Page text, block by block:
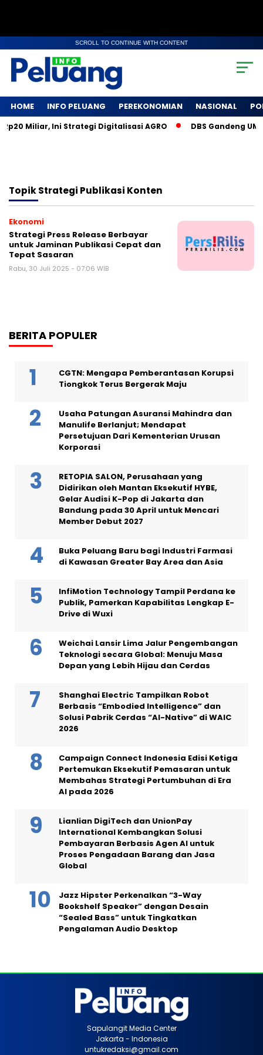
SCROLL TO CONTINUE WITH CONTENT
HOME INFO PELUANG PEREKONOMIAN NASIONAL
Miliar, Ini Strategi Digitalisasi AGRO DBS Gandeng
TopikStrategi Publikasi Konten
Ekonomi
Strategi Press Release Berbayar
untuk Jaminan Publikasi Cepat dan
Tepat Sasaran
Rabu, 30 Juli 2025 - 07:06 WIB
BERITA POPULER
CGTN: Mengapa Pemberantasan Korupsi
Tiongkok Terus Bergerak Maju
Usaha Patungan Asuransi Mahindra dan
Manulife Berlanjut; Mendapat
Persetujuan Dari Kementerian Urusan
Korporasi
RETOPIA SALON, Perusahaan yang
Didirikan oleh Mantan Eksekutif HYBE,
Gelar Audisi K-Pop di Jakarta dan
Bandung pada 30 April untuk Mencari
Member Debut 2027
Buka Peluang Baru bagi Industri Farmasi
di Kawasan Greater Bay Area dan Asia
InfiMotion Technology Tampil Perdana ke
Publik, Pamerkan Kapabilitas Lengkap E-
Drive di Wuxi
Weichai Lansir Lima Jalur Pengembangan
Teknologi secara Global: Menuju Masa
Depan yang Lebih Hijau dan Cerdas
Shanghai Electric Tampilkan Robot
Berbasis “Embodied Intelligence” dan
Solusi Pabrik Cerdas “AI-Native” di WAIC
2026
Campaign Connect Indonesia Edisi Ketiga
Pertemukan Eksekutif Pemasaran untuk
Membahas Strategi Pertumbuhan di Era
AI pada 2026
Lianlian DigiTech dan UnionPay
International Kembangkan Solusi
Pembayaran Berbasis Agen AI untuk
Proses Pengadaan Barang dan Jasa
Global
Jazz Hipster Perkenalkan “3-Way
Bookshelf Speaker” dengan Desain
“Sealed Bass” untuk Tingkatkan
Pengalaman Audio Desktop
Sapulangit Media Center
Jakarta - Indonesia
untukredaksi@gmail.com